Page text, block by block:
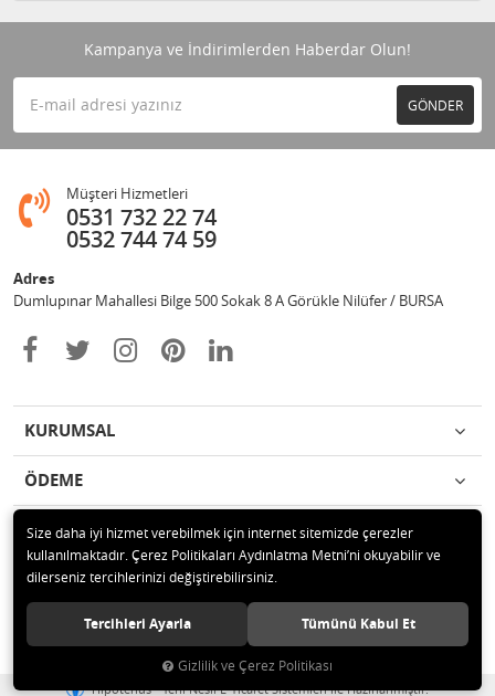
Kampanya ve İndirimlerden Haberdar Olun!
GÖNDER
Müşteri Hizmetleri
0531 732 22 74
0532 744 74 59
Adres
Dumlupınar Mahallesi Bilge 500 Sokak 8 A Görükle Nilüfer / BURSA
KURUMSAL
ÖDEME
İLETİŞİM
© 2020 MAG OTOMOTİV Tüm hakları saklıdır.
Hipotenüs Yeni Nesil E-Ticaret Sistemleri ile Hazırlanmıştır.
Size daha iyi hizmet verebilmek için internet sitemizde çerezler
kullanılmaktadır. Çerez Politikaları Aydınlatma Metni’ni okuyabilir ve
dilerseniz tercihlerinizi değiştirebilirsiniz.
Tercihleri Ayarla Tümünü Kabul Et
Gizlilik ve Çerez Politikası